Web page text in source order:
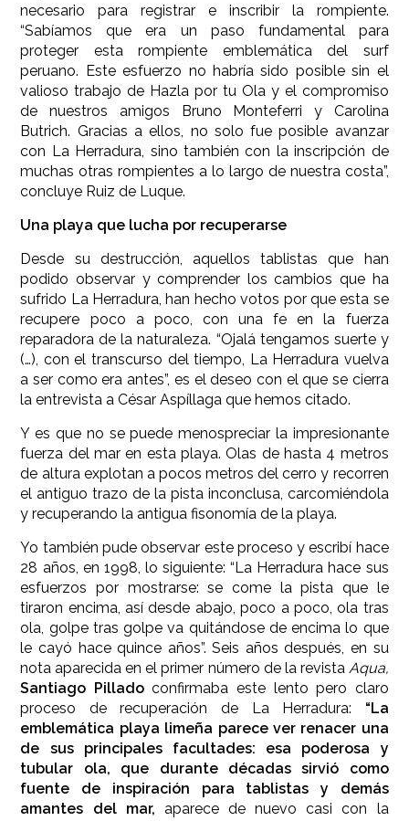
necesario para registrar e inscribir la rompiente.
“Sabíamos que era un paso fundamental para
proteger esta rompiente emblemática del surf
peruano. Este esfuerzo no habría sido posible sin el
valioso trabajo de Hazla por tu Ola y el compromiso
de nuestros amigos Bruno Monteferri y Carolina
Butrich. Gracias a ellos, no solo fue posible avanzar
con La Herradura, sino también con la inscripción de
muchas otras rompientes a lo largo de nuestra costa”,
concluye Ruiz de Luque.
Una playa que lucha por recuperarse
Desde su destrucción, aquellos tablistas que han
podido observar y comprender los cambios que ha
sufrido La Herradura, han hecho votos por que esta se
recupere poco a poco, con una fe en la fuerza
reparadora de la naturaleza. “Ojalá tengamos suerte y
(…), con el transcurso del tiempo, La Herradura vuelva
a ser como era antes”, es el deseo con el que se cierra
la entrevista a César Aspíllaga que hemos citado.
Y es que no se puede menospreciar la impresionante
fuerza del mar en esta playa. Olas de hasta 4 metros
de altura explotan a pocos metros del cerro y recorren
el antiguo trazo de la pista inconclusa, carcomiéndola
y recuperando la antigua fisonomía de la playa.
Yo también pude observar este proceso y escribí hace
28 años, en 1998, lo siguiente: “La Herradura hace sus
esfuerzos por mostrarse: se come la pista que le
tiraron encima, así desde abajo, poco a poco, ola tras
ola, golpe tras golpe va quitándose de encima lo que
le cayó hace quince años”. Seis años después, en su
nota aparecida en el primer número de la revista Aqua,
Santiago Pilladoconfirmaba este lento pero claro
proceso de recuperación de La Herradura: “La
emblemática playa limeña parece ver renacer una
de sus principales facultades: esa poderosa y
tubular ola, que durante décadas sirvió como
fuente de inspiración para tablistas y demás
amantes del mar, aparece de nuevo casi con la